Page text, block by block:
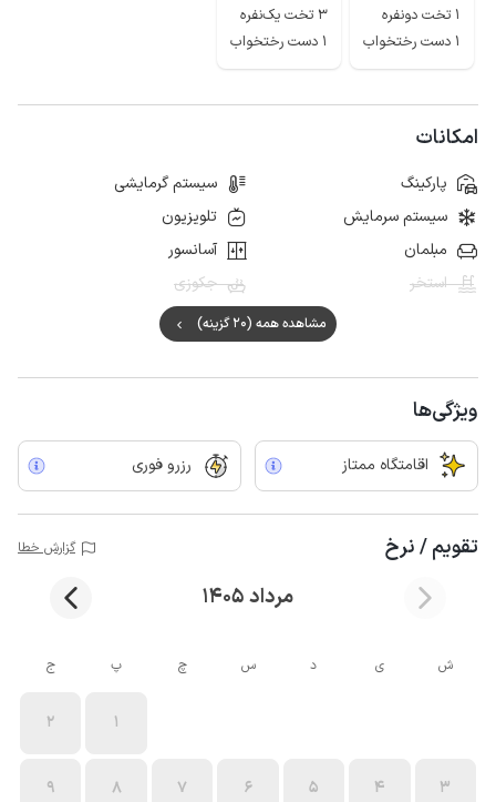
قلعه پرتغالی ها،آب انبار بی بی ،سد گوران و....اشاره کرد.
1 تخت دونفره
1 دست رختخواب
3 تخت یک‌نفره
1 دست رختخواب
امکانات
پارکینگ
سیستم گرمایشی
سیستم سرمایش
تلویزیون
مبلمان
آسانسور
استخر
جکوزی
مشاهده همه (20 گزینه)
ویژگی‌ها
اقامتگاه ممتاز رزرو فوری
تقویم / نرخ گزارش خطا
مرداد 1405
ش ی د س چ پ ج
1
2
3
4
5
6
7
8
9